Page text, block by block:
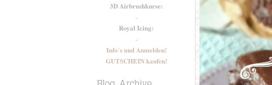
3D Airbrushkurse:
-
Royal Icing:
-
Info`s und Anmelden!
GUTSCHEIN kaufen!